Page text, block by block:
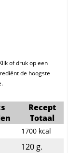
of druk op een
de hoogste
Recept
Totaal
1700 kcal
120g.